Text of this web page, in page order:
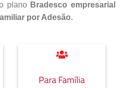
plano Bradesco empresarial
por Adesão.
Para Família